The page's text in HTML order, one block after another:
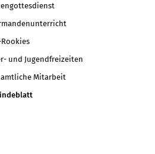
und Jugendfreizeiten
Mitarbeit